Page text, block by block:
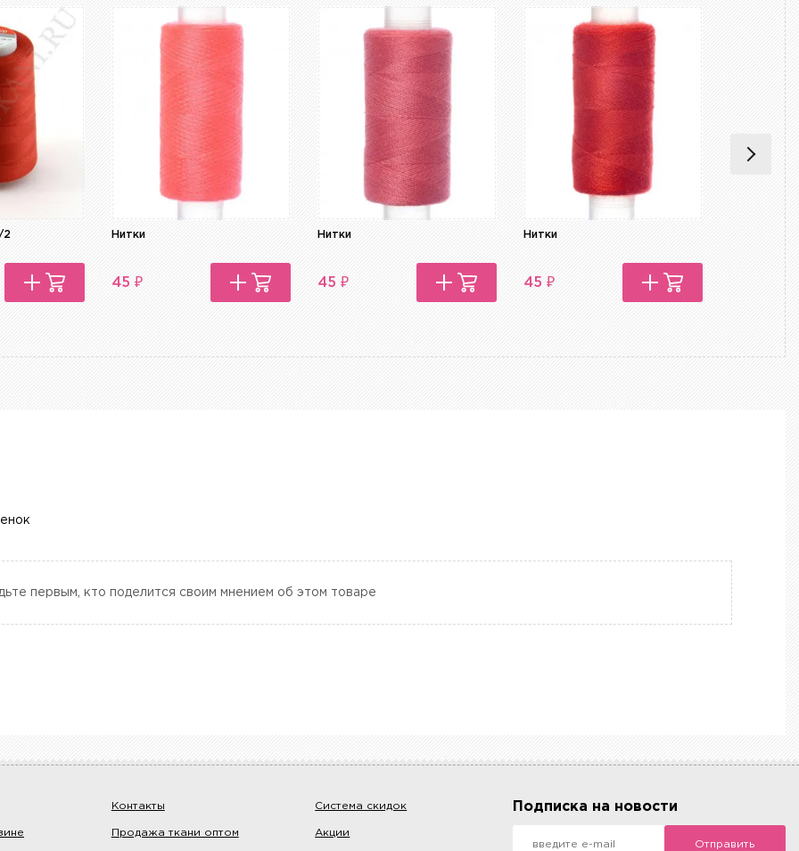
2 Нитки
45 ₽
Нитки
45 ₽
Нитки
45 ₽
первым, кто поделится своим мнением об этом товаре
Контакты
Продажа ткани оптом
Система скидок
Акции
Подписка на новости
Отправить